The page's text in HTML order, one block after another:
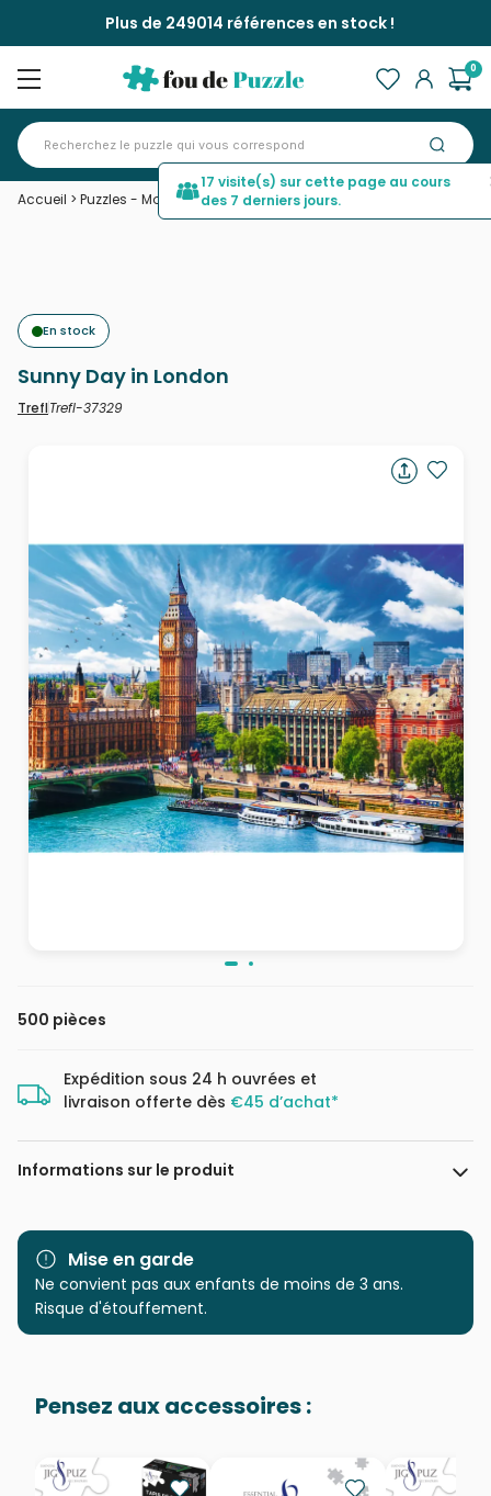
Plus de 249014 références en stock !
0
Accueil > Puzzles - Monuments>Sunny Day in London
En stock
Sunny Day in London
TreflTrefl-37329
500 pièces
Expédition sous 24 h ouvrées et
livraison offerte dès €45 d’achat*
Informations sur le produit
Marque
Trefl, le leader de l'Europe de
Catégorie
EAN 5900511373295
Mise en garde
Ne convient pas aux enfants de moins de 3 ans.
Risque d'étouffement.
Pensez aux accessoires :
17 visite(s) sur cette page au cours
des 7 derniers jours.